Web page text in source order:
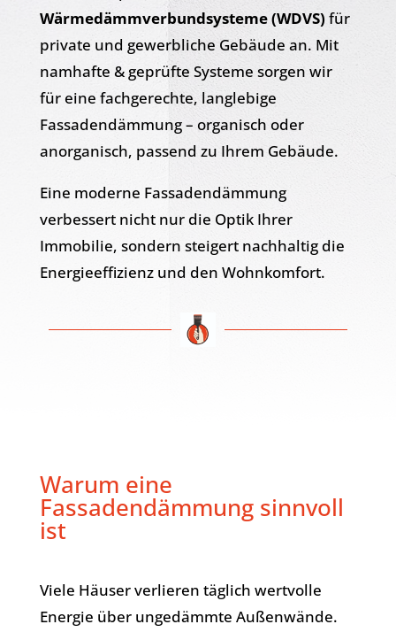
Wärmedämmverbundsysteme (WDVS) für
private und gewerbliche Gebäude an. Mit
namhafte & geprüfte Systeme sorgen wir
für eine fachgerechte, langlebige
Fassadendämmung – organisch oder
anorganisch, passend zu Ihrem Gebäude.
Eine moderne Fassadendämmung
verbessert nicht nur die Optik Ihrer
Immobilie, sondern steigert nachhaltig die
Energieeffizienz und den Wohnkomfort.
Warum eine
Fassadendämmung sinnvoll
ist
Viele Häuser verlieren täglich wertvolle
Energie über ungedämmte Außenwände.